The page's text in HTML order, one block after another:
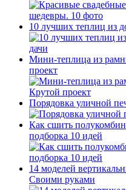
10 лучших теплиц из
Мини-теплица из
проект
Порядовка уличной
Как сшить
подборка 10 идей
14 моделей
Своими руками